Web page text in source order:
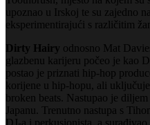
upoznao u Irskoj te su zajedno
eksperimentirajući s različitim
Dirty Hairy odnosno Mat
glazbenu karijeru počeo je kao
postao je priznati hip-hop
korijene u hip-hopu, ali
broken beats. Nastupao je
Japanu. Trenutno nastupa s
DJ-a i perkusionista, a